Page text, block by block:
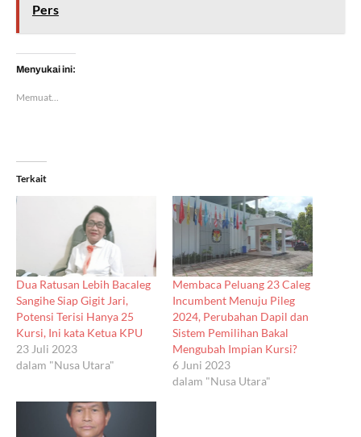
Pers
Menyukai ini:
Memuat...
Terkait
Dua Ratusan Lebih Bacaleg
Sangihe Siap Gigit Jari,
Potensi Terisi Hanya 25
Kursi, Ini kata Ketua KPU
23 Juli 2023
dalam "Nusa Utara"
Membaca Peluang 23 Caleg
Incumbent Menuju Pileg
2024, Perubahan Dapil dan
Sistem Pemilihan Bakal
Mengubah Impian Kursi?
6 Juni 2023
dalam "Nusa Utara"